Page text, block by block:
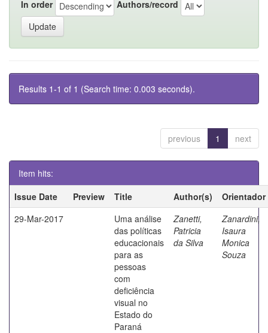
In order Authors/record
Results 1-1 of 1 (Search time: 0.003 seconds).
previous 1 next
Item hits:
Issue Date
Preview Title Author(s)
Orientador
29-Mar-2017
Uma análise
das políticas
educacionais
para as
pessoas
com
deficiência
visual no
Estado do
Paraná
Zanetti,
Patricia
da Silva
Zanardini,
Isaura
Monica
Souza